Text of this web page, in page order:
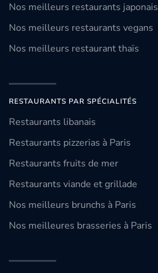
Nos meilleurs restaurants japonais
Nos meilleurs restaurants vegans
Nos meilleurs restaurant thaïs
RESTAURANTS PAR SPÉCIALITÉS
Restaurants libanais
Restaurants pizzerias à Paris
Restaurants fruits de mer
Restaurants viande et grillade
Nos meilleurs brunchs à Paris
Nos meilleures brasseries à Paris